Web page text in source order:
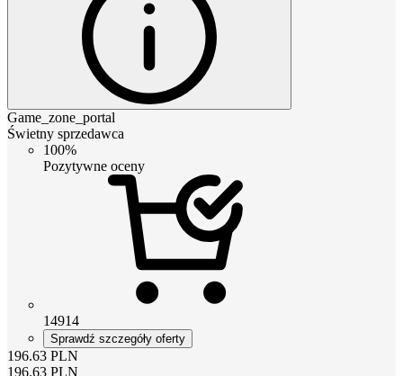
Game_zone_portal
Świetny sprzedawca
100%
Pozytywne oceny
14914
Sprawdź szczegóły oferty
196.63 PLN
196.63 PLN